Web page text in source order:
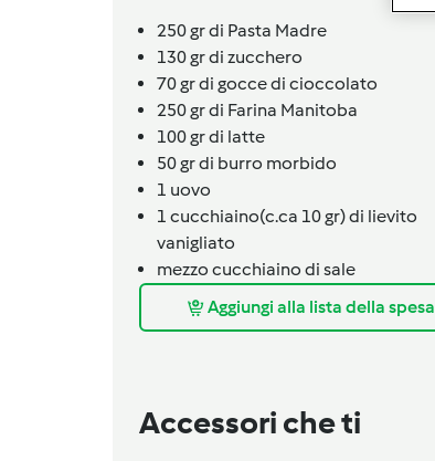
250 gr di Pasta Madre
130 gr di zucchero
70 gr di gocce di cioccolato
250 gr di Farina Manitoba
100 gr di latte
50 gr di burro morbido
1 uovo
1 cucchiaino(c.ca 10 gr) di lievito
vanigliato
mezzo cucchiaino di sale
Aggiungi alla lista della spesa
Accessori che ti